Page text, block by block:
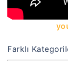
Farklı